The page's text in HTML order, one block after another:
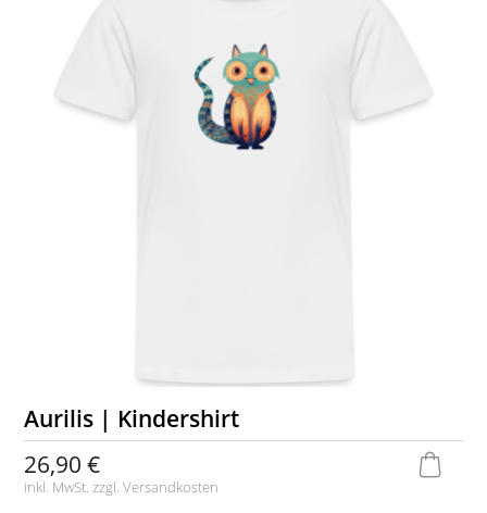
Aurilis | Kindershirt
26,90 €
inkl. MwSt. zzgl.Versandkosten